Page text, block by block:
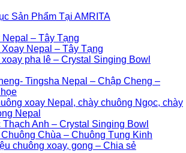
Sản Phẩm Tại AMRITA
– Tây Tạng
Nepal – Tây Tạng
pha lê – Crystal Singing Bowl
Tingsha Nepal – Chập Cheng –
xoay Nepal, chày chuông Ngọc, chày
Nepal
Anh – Crystal Singing Bowl
Chùa – Chuông Tụng Kinh
chuông xoay, gong – Chia sẻ